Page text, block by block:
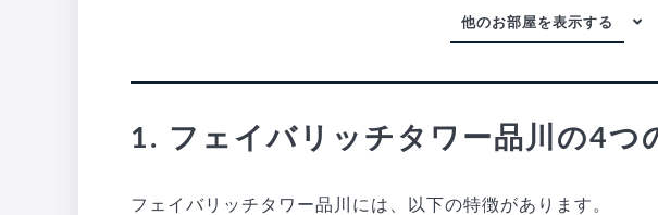
1. フェイバリッチタワー品川の4つ
フェイバリッチタワー品川には、以下の特徴があります。